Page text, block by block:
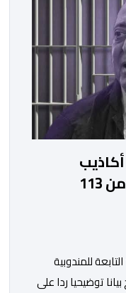
المهرطقين: زيان استفاد من 113
اصدرت إدارة السجن المحلي العرجات 1 التابعة للمندوبية
توضيحيا ردا على